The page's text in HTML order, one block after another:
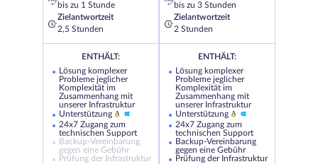
bis zu 1 Stunde
Zielantwortzeit
2,5 Stunden
ENTHÄLT:
Lösung komplexer
Probleme jeglicher
Komplexität im
Zusammenhang mit
unserer Infrastruktur
Unterstützung
24x7 Zugang zum
technischen Support
Backup-Vereinbarung
gegen eine Gebühr
Prüfung der Infrastruktur
bis zu 3 Stunden
Zielantwortzeit
2 Stunden
ENTHÄLT:
Lösung komplexer
Probleme jeglicher
Komplexität im
Zusammenhang mit
unserer Infrastruktur
Unterstützung
24x7 Zugang zum
technischen Support
Backup-Vereinbarung
gegen eine Gebühr
Prüfung der Infrastruktur